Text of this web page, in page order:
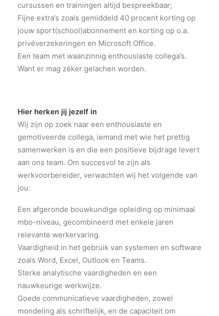
cursussen en trainingen altijd bespreekbaar;
Fijne extra’s zoals gemiddeld 40 procent korting op
jouw sport(school)abonnement en korting op o.a.
privéverzekeringen en Microsoft Office.
Een team met waanzinnig enthousiaste collega’s.
Want er mag zéker gelachen worden.
Hier herken jij jezelf in
Wij zijn op zoek naar een enthousiaste en
gemotiveerde collega, iemand met wie het prettig
samenwerken is en die een positieve bijdrage levert
aan ons team. Om succesvol te zijn als
werkvoorbereider, verwachten wij het volgende van
jou:
Een afgeronde bouwkundige opleiding op minimaal
mbo-niveau, gecombineerd met enkele jaren
relevante werkervaring.
Vaardigheid in het gebruik van systemen en software
zoals Word, Excel, Outlook en Teams.
Sterke analytische vaardigheden en een
nauwkeurige werkwijze.
Goede communicatieve vaardigheden, zowel
mondeling als schriftelijk, en de capaciteit om